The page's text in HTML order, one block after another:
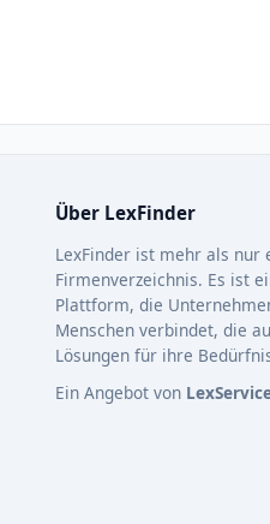
Über LexFinder
LexFinder ist mehr als nur
Firmenverzeichnis. Es ist
Plattform, die
Menschen verbindet, die
Lösungen für ihre
Ein Angebot von